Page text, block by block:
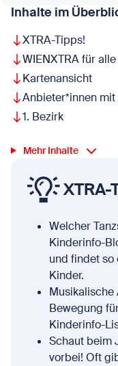
Inhalte im
XTRA-Tipps!
WIENXTRA für alle
Kartenansicht
Anbieter*innen
1. Bezirk
Mehr Inhalte
XTRA-
Welcher
Kinderinfo-
und findet so
Kinder.
Musikalische
Bewegung
Kinderinfo-
Schaut beim
vorbei! Oft